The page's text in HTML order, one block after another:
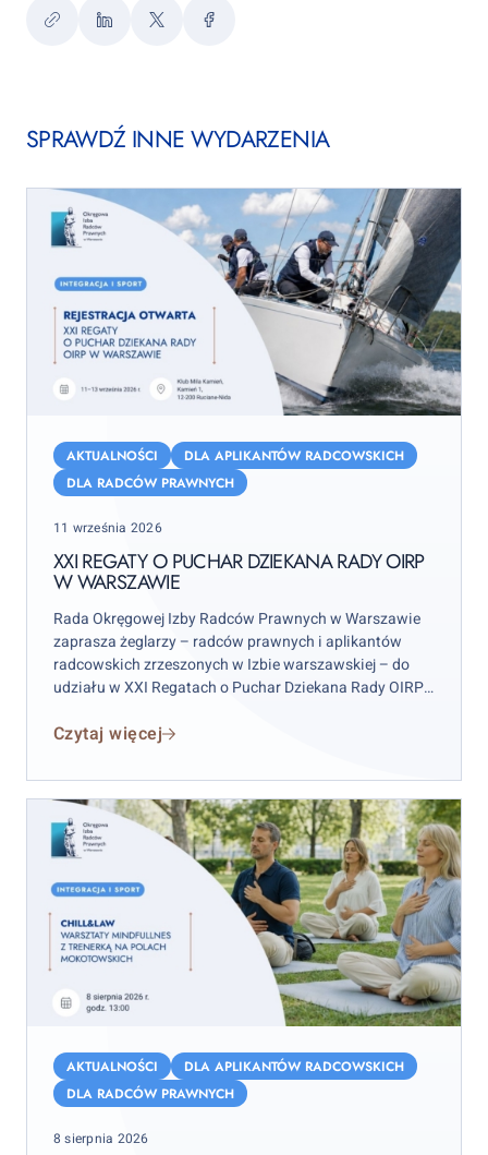
KopiujLinkedInTwitter Facebook
SPRAWDŹ INNE WYDARZENIA
Regaty
Dziekana
Rady
OIRP
Warszawie
AKTUALNOŚCI
DLA APLIKANTÓW RADCOWSKICH
DLA RADCÓW PRAWNYCH
Posted
11 września 2026
XXI REGATY O PUCHAR DZIEKANA RADY OIRP
W WARSZAWIE
Rada Okręgowej Izby Radców Prawnych w Warszawie
zaprasza żeglarzy – radców prawnych i aplikantów
radcowskich zrzeszonych w Izbie warszawskiej – do
udziału w XXI Regatach o Puchar Dziekana Rady OIRP
września 2026 r. (sobota–niedziela), przy czym
Czytaj więcej
warsztaty
AKTUALNOŚCI
DLA APLIKANTÓW RADCOWSKICH
DLA RADCÓW PRAWNYCH
Posted
8 sierpnia 2026